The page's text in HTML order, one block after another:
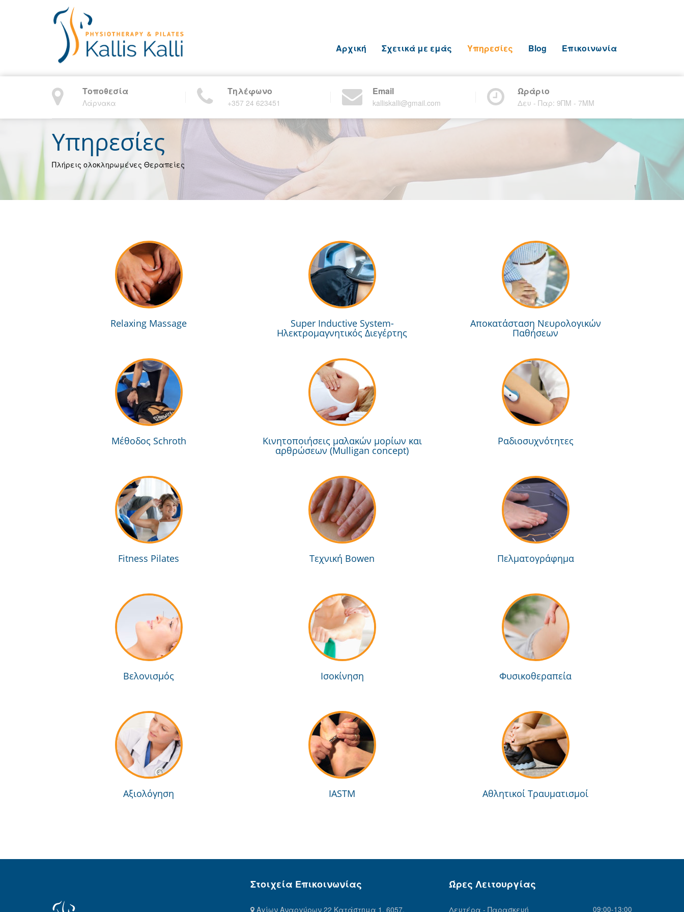
Αρχική Σχετικά με εμάς Υπηρεσίες Blog Επικοινωνία
Τοποθεσία
Λάρνακα
Τηλέφωνο
+357 24 623451
Email
kalliskalli@gmail.com
Ωράριο
Δευ - Παρ: 9ΠΜ - 7ΜM
Υπηρεσίες
Πλήρεις ολοκληρωμένες Θεραπείες
Relaxing Massage Super Inductive System-
Ηλεκτρομαγνητικός Διεγέρτης
Αποκατάσταση Νευρολογικών
Παθήσεων
Μέθοδος Schroth Κινητοποιήσεις μαλακών μορίων και
αρθρώσεων (Mulligan concept)
Ραδιοσυχνότητες
Fitness Pilates Τεχνική Bowen Πελματογράφημα
Βελονισμός Ισοκίνηση Φυσικοθεραπεία
Αξιολόγηση IASTM Αθλητικοί Τραυματισμοί
Στοιχεία Επικοινωνίας
Αγίων Αναργύρων 22 Κατάστημα 1, 6057,
Ώρες Λειτουργίας
Δευτέρα - Παρασκευή 09:00-13:00